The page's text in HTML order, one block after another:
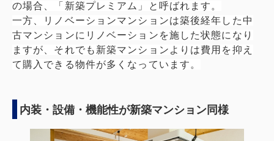
の場合、「新築プレミアム」と呼ばれます。
一方、リノベーションマンションは築後経年した中
古マンションにリノベーションを施した状態になり
ますが、それでも新築マンションよりは費用を抑え
て購入できる物件が多くなっています。
内装・設備・機能性が新築マンション同様